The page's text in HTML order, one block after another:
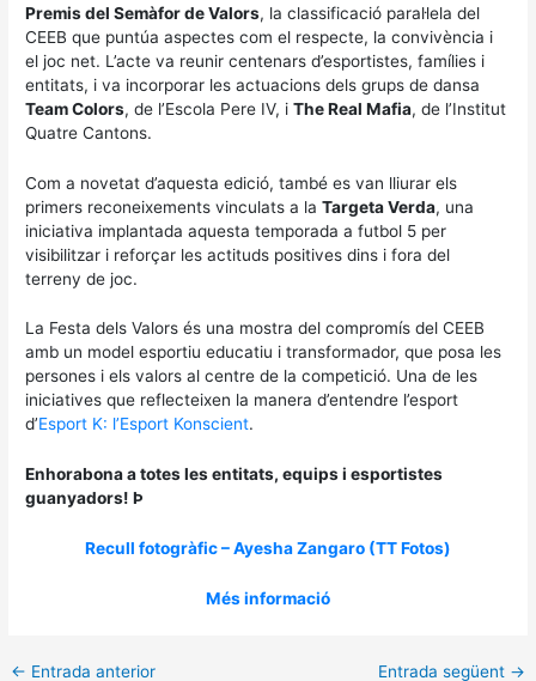
Premis del Semàfor de Valors, la classificació paral·lela del
CEEB que puntúa aspectes com el respecte, la convivència i
el joc net. L’acte va reunir centenars d’esportistes, famílies i
entitats, i va incorporar les actuacions dels grups de dansa
Team Colors, de l’Escola Pere IV, iThe Real Mafia, de l’Institut
Quatre Cantons.
Com a novetat d’aquesta edició, també es van lliurar els
primers reconeixements vinculats a laTargeta Verda, una
iniciativa implantada aquesta temporada a futbol 5 per
visibilitzar i reforçar les actituds positives dins i fora del
terreny de joc.
La Festa dels Valors és una mostra del compromís del CEEB
amb un model esportiu educatiu i transformador, que posa les
persones i els valors al centre de la competició. Una de les
iniciatives que reflecteixen la manera d’entendre l’esport
d’Esport K: l’Esport Konscient.
Enhorabona a totes les entitats, equips i esportistes
guanyadors! Þ
Recull fotogràfic – Ayesha Zangaro (TT Fotos)
Més informació
← Entrada anterior Entrada següent →